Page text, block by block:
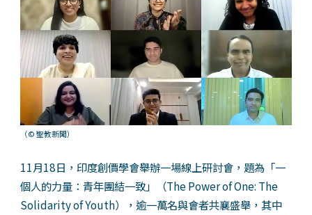
（© 聖教新聞）
11月18日，印度創價學會舉辦一場線上研討會，題為「一
個人的力量：青年團結一致」（The Power of One: The
Solidarity of Youth），逾一萬名與會者共襄盛舉，其中